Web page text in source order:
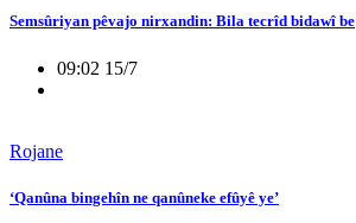
Semsûriyan pêvajo nirxandin: Bila tecrîd bidawî be
09:02 15/7
Rojane
‘Qanûna bingehîn ne qanûneke efûyê ye’